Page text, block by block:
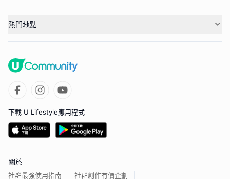
熱門地點
下載 U Lifestyle應用程式
關於
社群最強使用指南
社群創作有價企劃